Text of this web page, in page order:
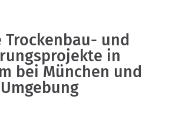
Trockenbau- und
in
bei München und
Umgebung